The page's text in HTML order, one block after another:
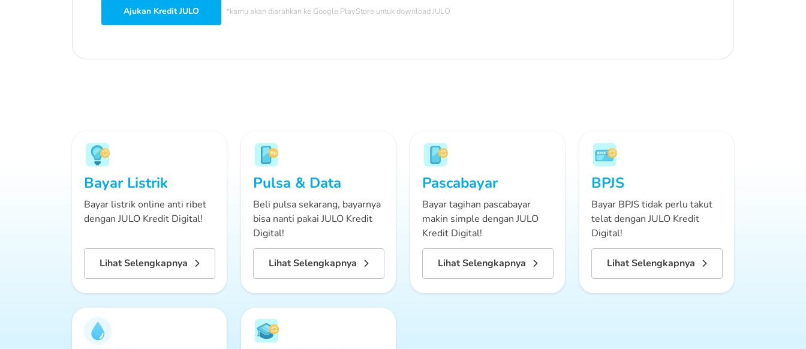
Ajukan Kredit JULO *kamu akan diarahkan ke Google PlayStore untuk download JULO
Bayar Listrik
Bayar listrik online anti ribet
dengan JULO Kredit Digital!
Lihat Selengkapnya
Pulsa & Data
Beli pulsa sekarang, bayarnya
bisa nanti pakai JULO Kredit
Digital!
Lihat Selengkapnya
Pascabayar
Bayar tagihan pascabayar
makin simple dengan JULO
Kredit Digital!
Lihat Selengkapnya
BPJS
Bayar BPJS tidak perlu takut
telat dengan JULO Kredit
Digital!
Lihat Selengkapnya